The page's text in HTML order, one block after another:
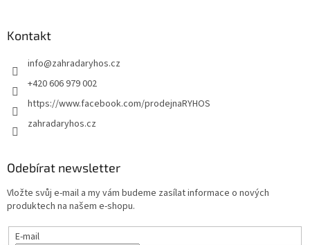
Kontakt
info@zahradaryhos.cz
+420 606 979 002
https://www.facebook.com/prodejnaRYHOS
zahradaryhos.cz
Odebírat newsletter
Vložte svůj e-mail a my vám budeme zasílat informace o nových
produktech na našem e-shopu.
E-mail